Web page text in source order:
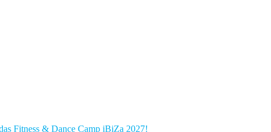
Fitness & Dance Camp iBiZa 2027!